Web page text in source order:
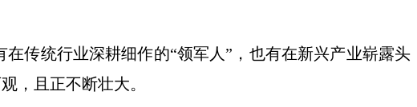
传统行业深耕细作的“领军人”，也有在新兴产业崭露头
，且正不断壮大。